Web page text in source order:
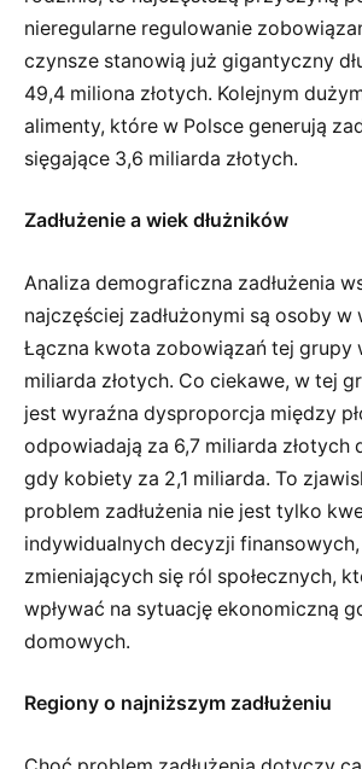
nieregularne regulowanie
czynsze stanowią już gigantyczny
49,4 miliona złotych. Kolejnym
alimenty, które w Polsce generują
sięgające 3,6 miliarda złotych.
Zadłużenie a wiek dłużników
Analiza demograficzna zadłużenia
najczęściej zadłużonymi są osoby
Łączna kwota zobowiązań tej grupy
miliarda złotych. Co ciekawe, w tej
jest wyraźna dysproporcja między
odpowiadają za 6,7 miliarda złotych
gdy kobiety za 2,1 miliarda. To
problem zadłużenia nie jest tylko
indywidualnych decyzji
zmieniających się ról społecznych,
wpływać na sytuację ekonomiczną
domowych.
Regiony o najniższym zadłużeniu